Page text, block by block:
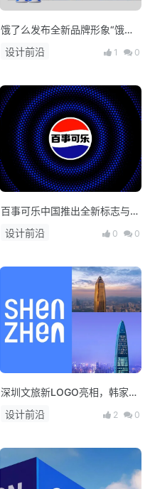
饿了么发布全新品牌形象“饿了
么大蓝”
设计前沿 1 0
百事可乐中国推出全新标志与包
装设计
设计前沿 0 0
深圳文旅新LOGO亮相，韩家英
设计公司出品
设计前沿 2 0